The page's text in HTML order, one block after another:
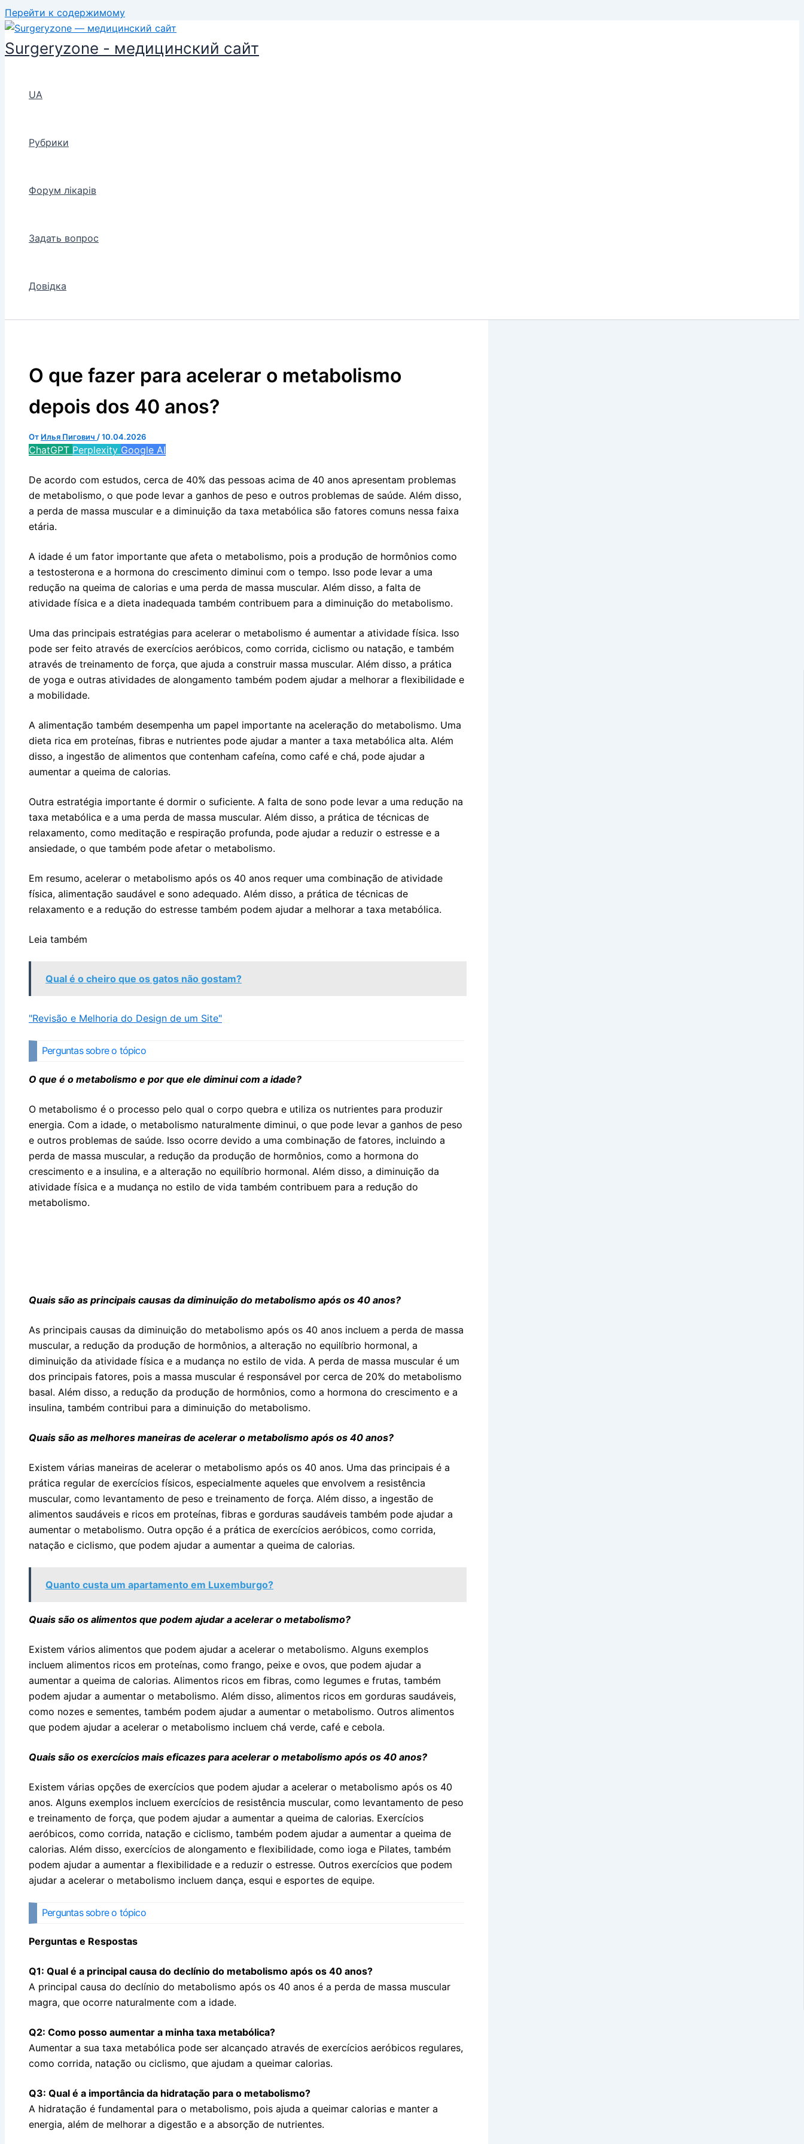
Перейти к содержимому
Surgeryzone - медицинский сайт
UA
Рубрики
Форум лікарів
Задать вопрос
Довідка
O que fazer para acelerar o metabolismo
depois dos 40 anos?
От Илья Пигович /10.04.2026
ChatGPT Perplexity Google AI
De acordo com estudos, cerca de 40% das pessoas acima de 40 anos apresentam problemas
de metabolismo, o que pode levar a ganhos de peso e outros problemas de saúde. Além disso,
a perda de massa muscular e a diminuição da taxa metabólica são fatores comuns nessa faixa
etária.
A idade é um fator importante que afeta o metabolismo, pois a produção de hormônios como
a testosterona e a hormona do crescimento diminui com o tempo. Isso pode levar a uma
redução na queima de calorias e uma perda de massa muscular. Além disso, a falta de
atividade física e a dieta inadequada também contribuem para a diminuição do metabolismo.
Uma das principais estratégias para acelerar o metabolismo é aumentar a atividade física. Isso
pode ser feito através de exercícios aeróbicos, como corrida, ciclismo ou natação, e também
através de treinamento de força, que ajuda a construir massa muscular. Além disso, a prática
de yoga e outras atividades de alongamento também podem ajudar a melhorar a flexibilidade e
a mobilidade.
A alimentação também desempenha um papel importante na aceleração do metabolismo. Uma
dieta rica em proteínas, fibras e nutrientes pode ajudar a manter a taxa metabólica alta. Além
disso, a ingestão de alimentos que contenham cafeína, como café e chá, pode ajudar a
aumentar a queima de calorias.
Outra estratégia importante é dormir o suficiente. A falta de sono pode levar a uma redução na
taxa metabólica e a uma perda de massa muscular. Além disso, a prática de técnicas de
relaxamento, como meditação e respiração profunda, pode ajudar a reduzir o estresse e a
ansiedade, o que também pode afetar o metabolismo.
Em resumo, acelerar o metabolismo após os 40 anos requer uma combinação de atividade
física, alimentação saudável e sono adequado. Além disso, a prática de técnicas de
relaxamento e a redução do estresse também podem ajudar a melhorar a taxa metabólica.
Leia também
Qual é o cheiro que os gatos não gostam?
"Revisão e Melhoria do Design de um Site"
Perguntas sobre o tópico
O que é o metabolismo e por que ele diminui com a idade?
O metabolismo é o processo pelo qual o corpo quebra e utiliza os nutrientes para produzir
energia. Com a idade, o metabolismo naturalmente diminui, o que pode levar a ganhos de peso
e outros problemas de saúde. Isso ocorre devido a uma combinação de fatores, incluindo a
perda de massa muscular, a redução da produção de hormônios, como a hormona do
crescimento e a insulina, e a alteração no equilíbrio hormonal. Além disso, a diminuição da
atividade física e a mudança no estilo de vida também contribuem para a redução do
metabolismo.
Quais são as principais causas da diminuição do metabolismo após os 40 anos?
As principais causas da diminuição do metabolismo após os 40 anos incluem a perda de massa
muscular, a redução da produção de hormônios, a alteração no equilíbrio hormonal, a
diminuição da atividade física e a mudança no estilo de vida. A perda de massa muscular é um
dos principais fatores, pois a massa muscular é responsável por cerca de 20% do metabolismo
basal. Além disso, a redução da produção de hormônios, como a hormona do crescimento e a
insulina, também contribui para a diminuição do metabolismo.
Quais são as melhores maneiras de acelerar o metabolismo após os 40 anos?
Existem várias maneiras de acelerar o metabolismo após os 40 anos. Uma das principais é a
prática regular de exercícios físicos, especialmente aqueles que envolvem a resistência
muscular, como levantamento de peso e treinamento de força. Além disso, a ingestão de
alimentos saudáveis e ricos em proteínas, fibras e gorduras saudáveis também pode ajudar a
aumentar o metabolismo. Outra opção é a prática de exercícios aeróbicos, como corrida,
natação e ciclismo, que podem ajudar a aumentar a queima de calorias.
Quanto custa um apartamento em Luxemburgo?
Quais são os alimentos que podem ajudar a acelerar o metabolismo?
Existem vários alimentos que podem ajudar a acelerar o metabolismo. Alguns exemplos
incluem alimentos ricos em proteínas, como frango, peixe e ovos, que podem ajudar a
aumentar a queima de calorias. Alimentos ricos em fibras, como legumes e frutas, também
podem ajudar a aumentar o metabolismo. Além disso, alimentos ricos em gorduras saudáveis,
como nozes e sementes, também podem ajudar a aumentar o metabolismo. Outros alimentos
que podem ajudar a acelerar o metabolismo incluem chá verde, café e cebola.
Quais são os exercícios mais eficazes para acelerar o metabolismo após os 40 anos?
Existem várias opções de exercícios que podem ajudar a acelerar o metabolismo após os 40
anos. Alguns exemplos incluem exercícios de resistência muscular, como levantamento de peso
e treinamento de força, que podem ajudar a aumentar a queima de calorias. Exercícios
aeróbicos, como corrida, natação e ciclismo, também podem ajudar a aumentar a queima de
calorias. Além disso, exercícios de alongamento e flexibilidade, como ioga e Pilates, também
podem ajudar a aumentar a flexibilidade e a reduzir o estresse. Outros exercícios que podem
ajudar a acelerar o metabolismo incluem dança, esqui e esportes de equipe.
Perguntas sobre o tópico
Perguntas e Respostas
Q1: Qual é a principal causa do declínio do metabolismo após os 40 anos?
A principal causa do declínio do metabolismo após os 40 anos é a perda de massa muscular
magra, que ocorre naturalmente com a idade.
Q2: Como posso aumentar a minha taxa metabólica?
Aumentar a sua taxa metabólica pode ser alcançado através de exercícios aeróbicos regulares,
como corrida, natação ou ciclismo, que ajudam a queimar calorias.
Q3: Qual é a importância da hidratação para o metabolismo?
A hidratação é fundamental para o metabolismo, pois ajuda a queimar calorias e manter a
energia, além de melhorar a digestão e a absorção de nutrientes.